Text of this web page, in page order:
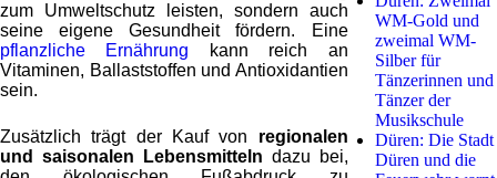
zum Umweltschutz leisten, sondern auch
seine eigene Gesundheit fördern. Eine
pflanzliche Ernährung kann reich an
Vitaminen, Ballaststoffen und Antioxidantien
sein.
Zusätzlich trägt der Kauf von regionalen
und saisonalen Lebensmitteln dazu bei,
WM-Gold und
zweimal WM-
Silber für
Tänzerinnen und
Tänzer der
Musikschule
Düren: Die Stadt
Düren und die